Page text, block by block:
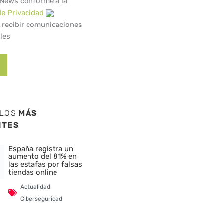
Privacidad
recibir comunicaciones
MÁS
España registra un
aumento del 81% en
las estafas por falsas
tiendas online
Actualidad,
Ciberseguridad